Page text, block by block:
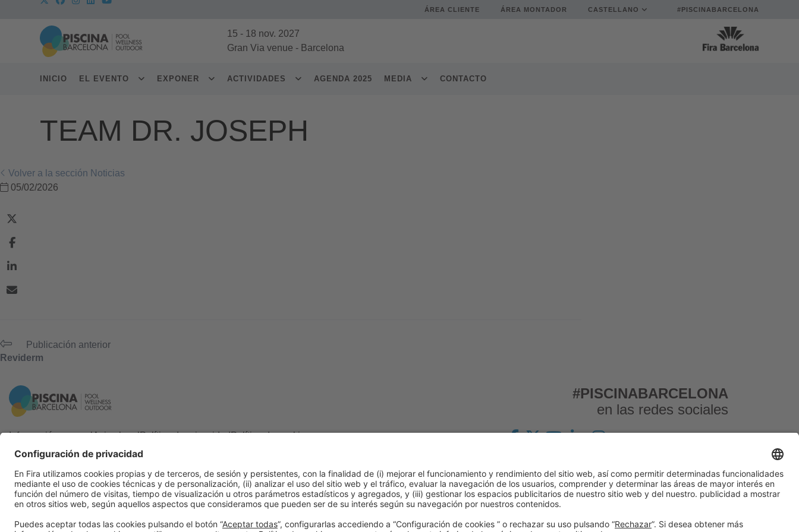
ÁREA CLIENTE ÁREA MONTADOR CASTELLANO #PISCINABARCELONA
15 - 18 nov. 2027
Gran Via venue - Barcelona
INICIO EL EVENTO EXPONER ACTIVIDADES AGENDA 2025 MEDIA CONTACTO
TEAM DR. JOSEPH
Volver a la sección Noticias
05/02/2026
Publicación anterior
Reviderm
Información generalAviso legalPolítica de privacidadPolítica de cookies
#PISCINABARCELONA
en las redes sociales
© 2024 Fira de Barcelona